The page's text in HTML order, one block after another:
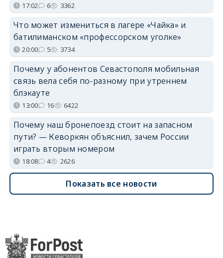
17:02 6 3362
Что может измениться в лагере «Чайка» и
батилиманском «профессорском уголке»
20:00 5 3734
Почему у абонентов Севастополя мобильная
связь вела себя по-разному при утреннем
блэкауте
13:00 16 6422
Почему наш бронепоезд стоит на запасном
пути? — Кеворкян объяснил, зачем России
играть вторым номером
18:08 4 2626
Показать все новости